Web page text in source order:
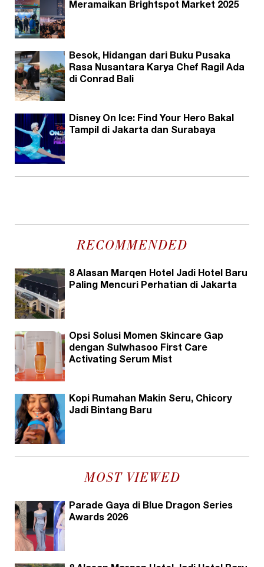
Meramaikan Brightspot Market 2025
Besok, Hidangan dari Buku Pusaka
Rasa Nusantara Karya Chef Ragil Ada
di Conrad Bali
Disney On Ice: Find Your Hero Bakal
Tampil di Jakarta dan Surabaya
RECOMMENDED
8 Alasan Marqen Hotel Jadi Hotel Baru
Paling Mencuri Perhatian di Jakarta
Opsi Solusi Momen Skincare Gap
dengan Sulwhasoo First Care
Activating Serum Mist
Kopi Rumahan Makin Seru, Chicory
Jadi Bintang Baru
MOST VIEWED
Parade Gaya di Blue Dragon Series
Awards 2026